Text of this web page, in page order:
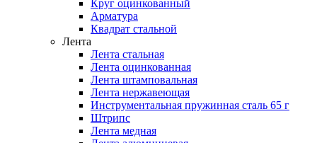
Круг оцинкованный
Арматура
Квадрат стальной
Лента
Лента стальная
Лента оцинкованная
Лента штамповальная
Лента нержавеющая
Инструментальная пружинная сталь 65 г
Штрипс
Лента медная